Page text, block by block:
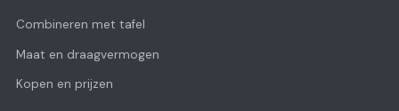
Combineren met tafel
Maat en draagvermogen
Kopen en prijzen